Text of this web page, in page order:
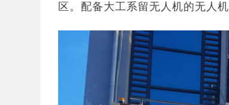
区。配备大工系留无人机的无人